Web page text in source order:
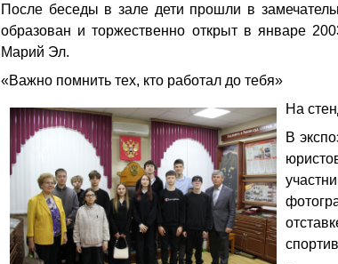
После беседы в зале дети прошли в
образован и торжественно открыт в январе
Марий Эл.
«Важно помнить тех, кто работал до тебя»
На
В